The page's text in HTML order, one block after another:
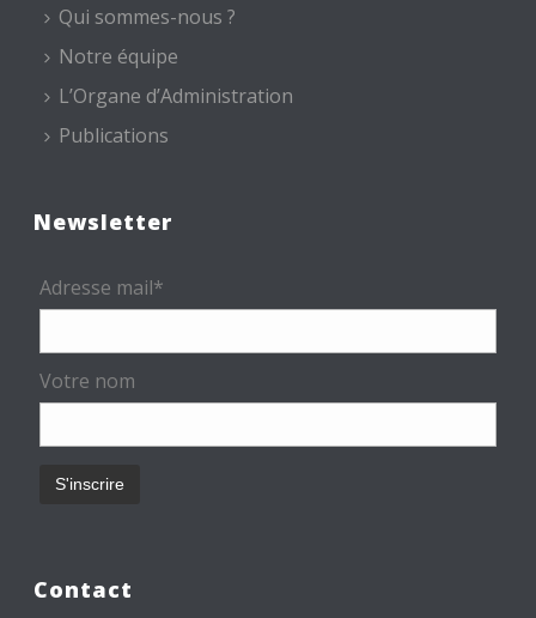
Qui sommes-nous ?
Notre équipe
L’Organe d’Administration
Publications
Newsletter
Adresse mail*
Votre nom
Contact